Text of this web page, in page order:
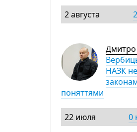
2 августа
НАЗК
поняттями
22 июля 0